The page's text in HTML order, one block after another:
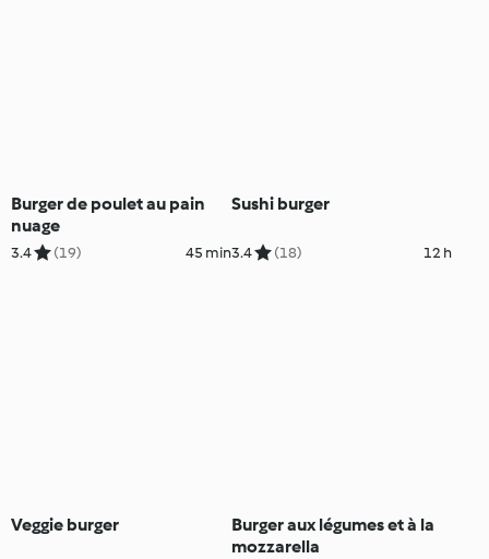
Burger de poulet au pain
nuage
3.4 (19) 45 min
Sushi burger
3.4 (18) 12 h
Veggie burger
Burger aux légumes et à la
mozzarella